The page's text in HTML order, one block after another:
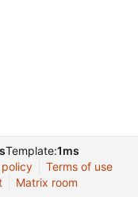
Template:1ms
Terms of use
Matrix room